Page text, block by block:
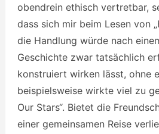
obendrein ethisch vertretbar,
dass sich mir beim Lesen von
die Handlung würde nach
Geschichte zwar tatsächlich
konstruiert wirken lässt, ohne
beispielsweise wirkte viel zu
Our Stars“. Bietet die
einer gemeinsamen Reise